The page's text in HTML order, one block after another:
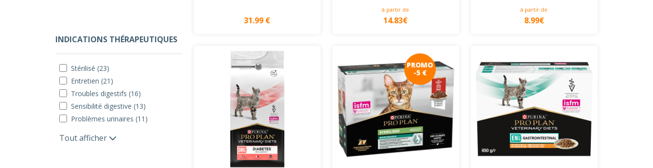
INDICATIONS THÉRAPEUTIQUES
Stérilisé (23)
Entretien (21)
Troubles digestifs (16)
Sensibilité digestive (13)
Problèmes urinaires (11)
Tout afficher
31.99 €
à partir de
14.83€
à partir de
8.99€
PROMO
-5 €